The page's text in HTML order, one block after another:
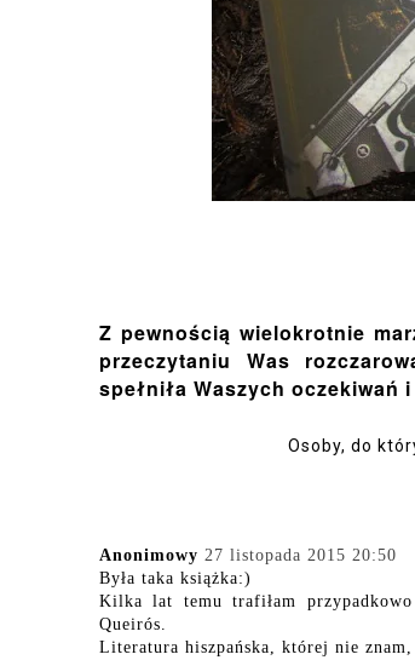
Z pewnością wielokrotnie
przeczytaniu Was
spełniła Waszych oczekiwań
Osoby, do
Anonimowy 27 listopada 2015 20:50
Była taka książka:)
Kilka lat temu trafiłam
Queirós.
Literatura hiszpańska, której nie